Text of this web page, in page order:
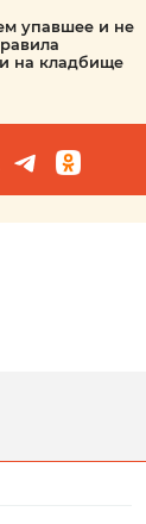
упавшее и не
на кладбище